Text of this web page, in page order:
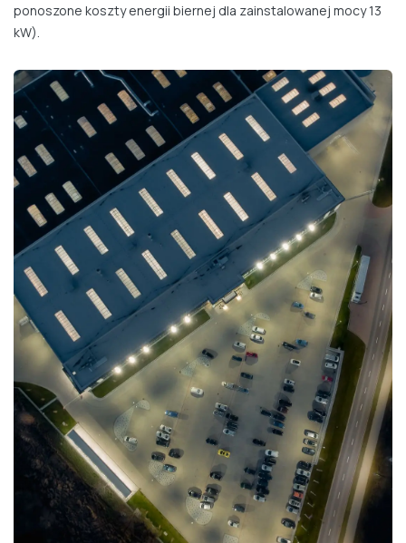
ponoszone koszty energii biernej dla zainstalowanej mocy 13
kW).